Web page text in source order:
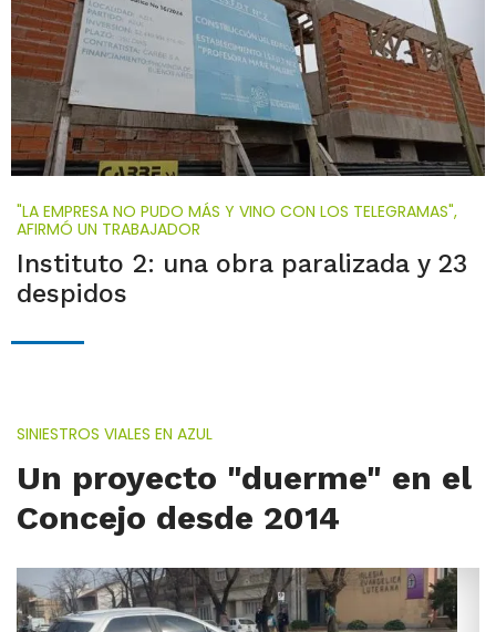
"LA EMPRESA NO PUDO MÁS Y VINO CON LOS TELEGRAMAS",
AFIRMÓ UN TRABAJADOR
Instituto 2: una obra paralizada y 23
despidos
SINIESTROS VIALES EN AZUL
Un proyecto "duerme" en el
Concejo desde 2014